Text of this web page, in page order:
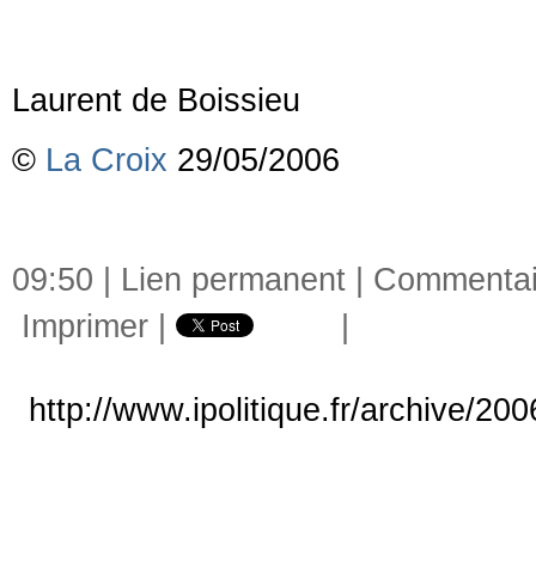
Laurent de Boissieu
© La Croix 29/05/2006
09:50 | Lien permanent
Imprimer
http://www.ipolitique.fr/archive/